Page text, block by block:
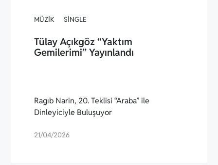
MÜZIK SINGLE
Tülay Açıkgöz “Yaktım
Gemilerimi” Yayınlandı
Ragıb Narin, 20. Teklisi “Araba” ile
Dinleyiciyle Buluşuyor
21/04/2026